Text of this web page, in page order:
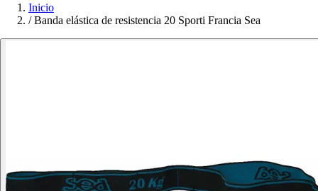
Inicio
/ Banda elástica de resistencia 20 Sporti Francia Sea